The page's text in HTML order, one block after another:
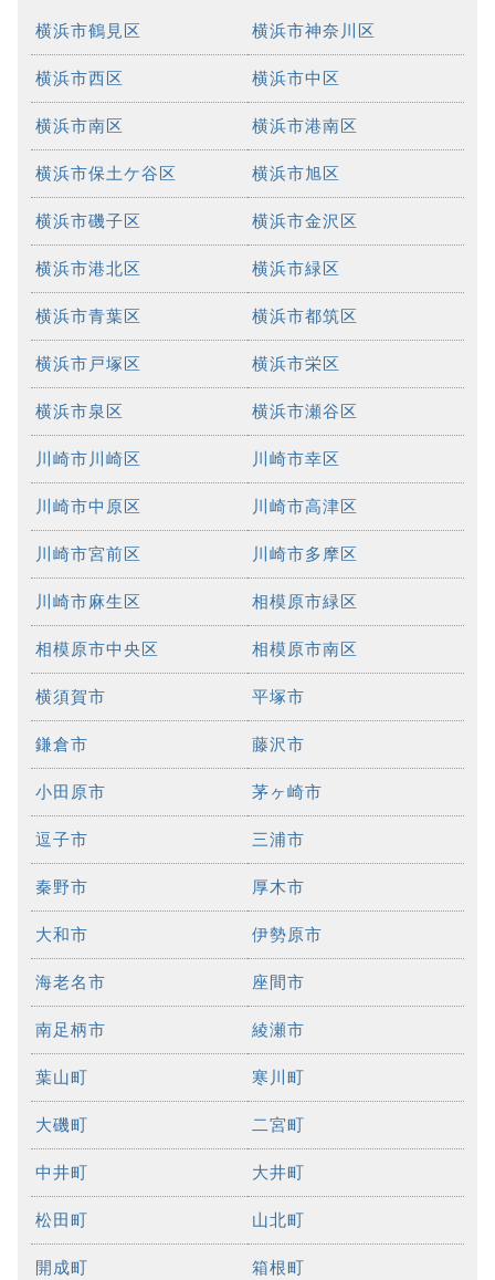
横浜市鶴見区 横浜市神奈川区
横浜市西区 横浜市中区
横浜市南区 横浜市港南区
横浜市保土ケ谷区 横浜市旭区
横浜市磯子区 横浜市金沢区
横浜市港北区 横浜市緑区
横浜市青葉区 横浜市都筑区
横浜市戸塚区 横浜市栄区
横浜市泉区 横浜市瀬谷区
川崎市川崎区 川崎市幸区
川崎市中原区 川崎市高津区
川崎市宮前区 川崎市多摩区
川崎市麻生区 相模原市緑区
相模原市中央区 相模原市南区
横須賀市 平塚市
鎌倉市 藤沢市
小田原市 茅ヶ崎市
逗子市 三浦市
秦野市 厚木市
大和市 伊勢原市
海老名市 座間市
南足柄市 綾瀬市
葉山町 寒川町
大磯町 二宮町
中井町 大井町
松田町 山北町
開成町 箱根町